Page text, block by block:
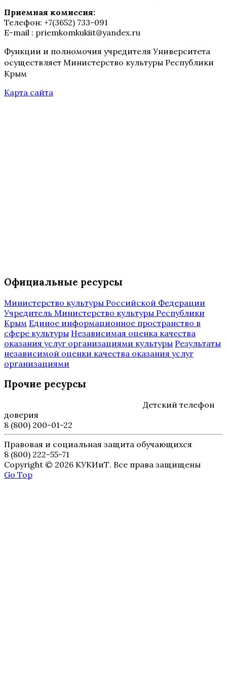
Приемная комиссия:
Телефон: +7(3652) 733-091
E-mail : priemkomkukiit@yandex.ru
Функции и полномочия учредителя Университета
осуществляет Министерство культуры Республики
Крым
Карта сайта
Официальные ресурсы
Министерство культуры Российской Федерации
Учредитель Министерство культуры Республики
Крым Единое информационное пространство в
сфере культуры Независимая оценка качества
оказания услуг организациями культуры Результаты
независимой оценки качества оказания услуг
организациями
Прочие ресурсы
Детский телефон
доверия
8 (800) 200-01-22
Правовая и социальная защита обучающихся
8 (800) 222-55-71
Copyright © 2026 КУКИиТ. Все права защищены
Go Top